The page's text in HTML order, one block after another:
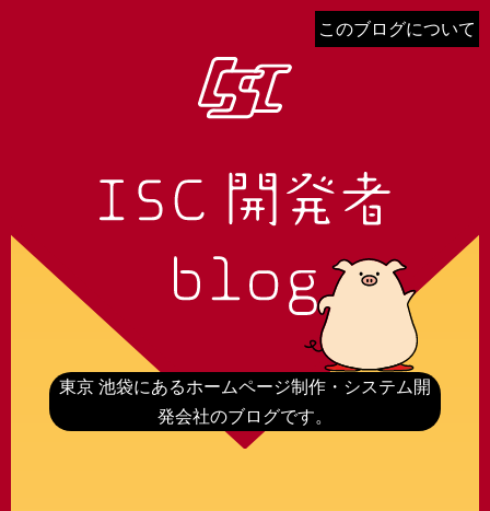
東京 池袋にあるホームページ制作・システム開
発会社のブログです。
このブログについて